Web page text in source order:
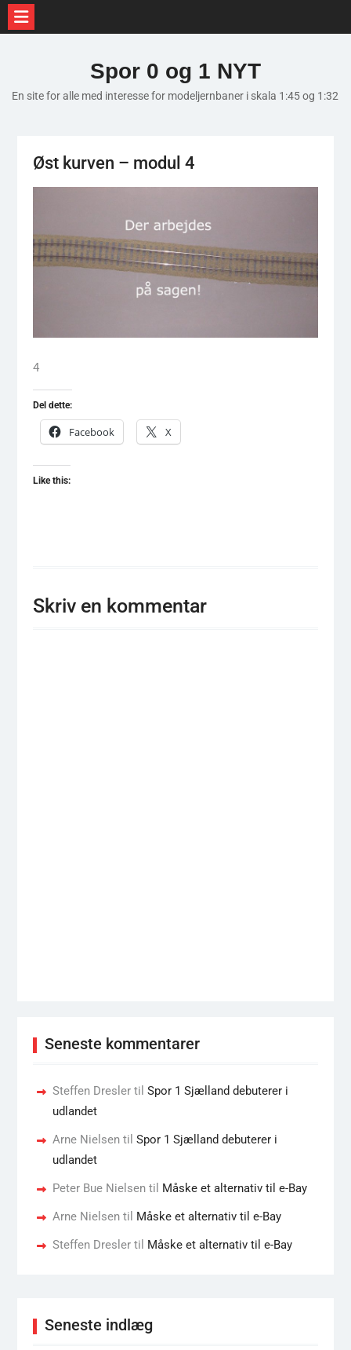
Spor 0 og 1 NYT
En site for alle med interesse for modeljernbaner i skala 1:45 og 1:32
Øst kurven – modul 4
4
Del dette:
Facebook X
Like this:
Skriv en kommentar
Seneste kommentarer
Steffen Dreslertil Spor 1 Sjælland debuterer i
udlandet
Arne Nielsentil Spor 1 Sjælland debuterer i
udlandet
Peter Bue Nielsentil Måske et alternativ til e-Bay
Arne Nielsentil Måske et alternativ til e-Bay
Steffen Dreslertil Måske et alternativ til e-Bay
Seneste indlæg